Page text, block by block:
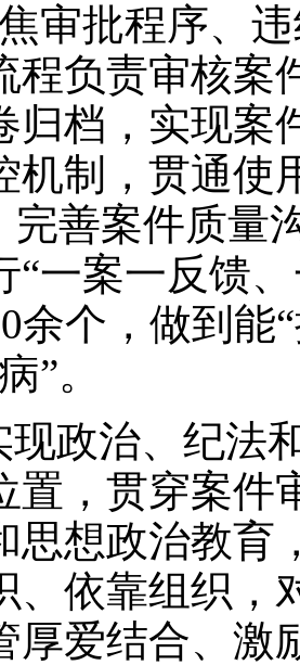
审批程序、
程负责审核案
归档，实现案
机制，贯通使
完善案件质量
“一案一反馈
余个，做到能
”。
现政治、纪法
置，贯穿案件
思想政治教育
、依靠组织，
厚爱结合、激